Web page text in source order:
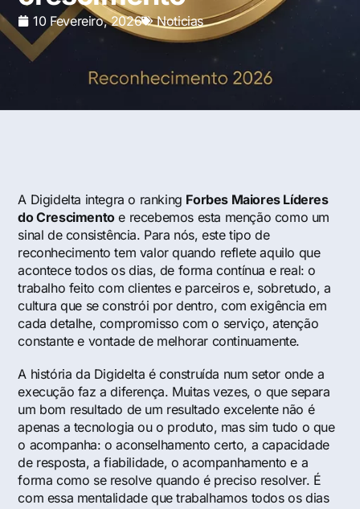
10 Fevereiro, 2026 Noticias
A Digidelta integra o ranking Forbes Maiores Líderes
do Crescimentoe recebemos esta menção como um
sinal de consistência. Para nós, este tipo de
reconhecimento tem valor quando reflete aquilo que
acontece todos os dias, de forma contínua e real: o
trabalho feito com clientes e parceiros e, sobretudo, a
cultura que se constrói por dentro, com exigência em
cada detalhe, compromisso com o serviço, atenção
constante e vontade de melhorar continuamente.
A história da Digidelta é construída num setor onde a
execução faz a diferença. Muitas vezes, o que separa
um bom resultado de um resultado excelente não é
apenas a tecnologia ou o produto, mas sim tudo o que
o acompanha: o aconselhamento certo, a capacidade
de resposta, a fiabilidade, o acompanhamento e a
forma como se resolve quando é preciso resolver. É
com essa mentalidade que trabalhamos todos os dias